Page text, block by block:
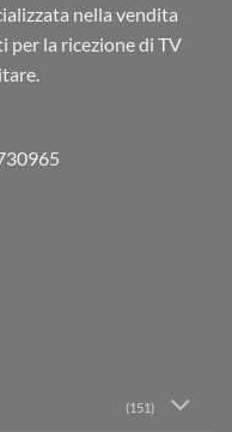
nella vendita
per la ricezione di TV
(151)